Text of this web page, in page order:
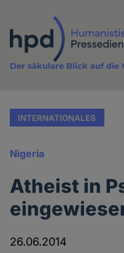
Inhalt
Der säkulare Blick auf die
INTERNATIONALES
Nigeria
Atheist in
26.06.2014